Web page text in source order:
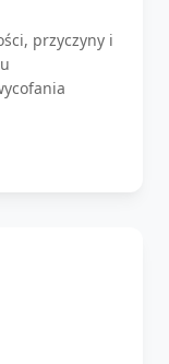
przyczyny i